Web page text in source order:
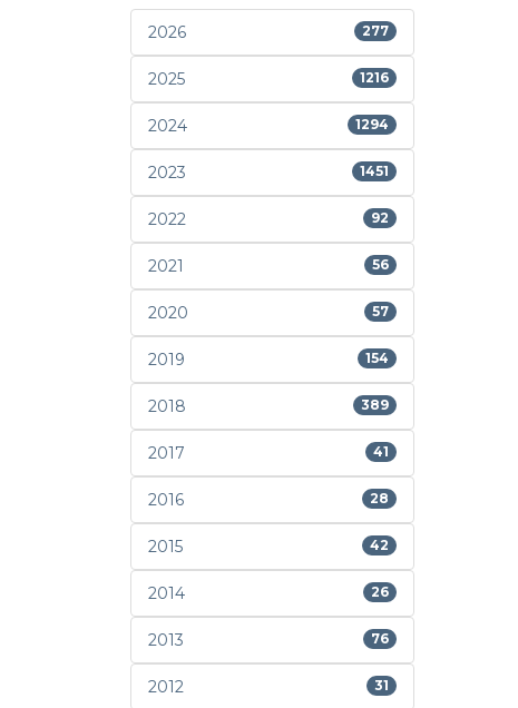
2026 277
2025 1216
2024 1294
2023 1451
2022 92
2021 56
2020 57
2019 154
2018 389
2017 41
2016 28
2015 42
2014 26
2013 76
2012 31